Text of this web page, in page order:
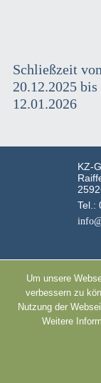
Audioguide
Weitere
Wir erinnern
Impressum
Schließzeit
20.12.2025 bis
12.01.2026
KZ-
Tel.:
Um unsere
verbessern zu
Nutzung der
Weitere